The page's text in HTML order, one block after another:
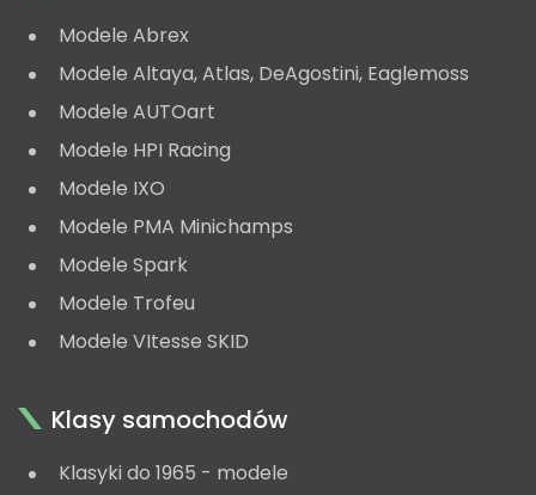
Modele Abrex
Modele Altaya, Atlas, DeAgostini, Eaglemoss
Modele AUTOart
Modele HPI Racing
Modele IXO
Modele PMA Minichamps
Modele Spark
Modele Trofeu
Modele VItesse SKID
Klasy samochodów
Klasyki do 1965 - modele